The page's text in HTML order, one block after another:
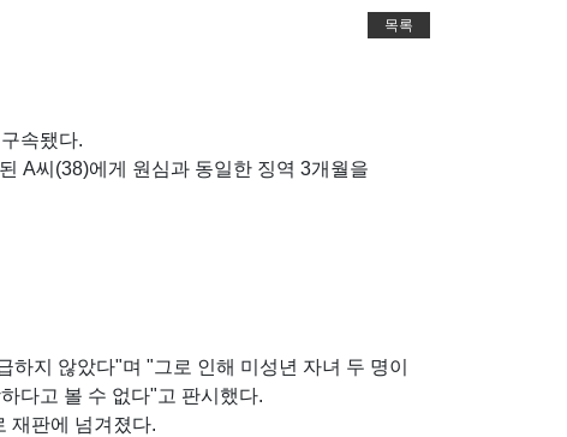
목록
속됐다.
A씨(38)에게 원심과 동일한 징역 3개월을
지 않았다"며 "그로 인해 미성년 자녀 두 명이
다고 볼 수 없다"고 판시했다.
재판에 넘겨졌다.